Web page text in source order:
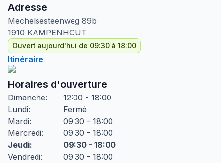
Adresse
Mechelsesteenweg 89b
1910 KAMPENHOUT
Ouvert aujourd'hui de 09:30 à 18:00
Itinéraire
Horaires d'ouverture
Dimanche:
12:00 - 18:00
Lundi:
Fermé
Mardi:
09:30 - 18:00
Mercredi:
09:30 - 18:00
Jeudi:
09:30 - 18:00
Vendredi:
09:30 - 18:00